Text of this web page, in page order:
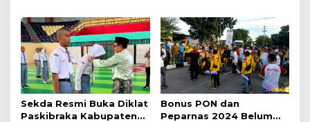
Wilayah Kodam
XIX/Tuanku Tambusai
Pekanbaru, Ada Agenda
Penting
Sekda Resmi Buka Diklat
Paskibraka Kabupaten
Bonus PON dan
Peparnas 2024 Belum